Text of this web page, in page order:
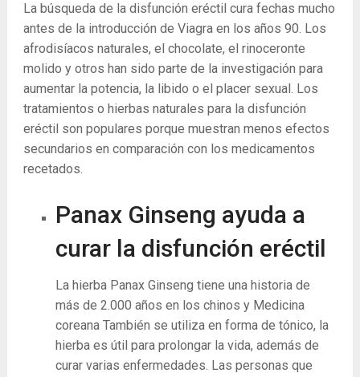
La búsqueda de la disfunción eréctil cura fechas mucho
antes de la introducción de Viagra en los años 90. Los
afrodisíacos naturales, el chocolate, el rinoceronte
molido y otros han sido parte de la investigación para
aumentar la potencia, la libido o el placer sexual. Los
tratamientos o hierbas naturales para la disfunción
eréctil son populares porque muestran menos efectos
secundarios en comparación con los medicamentos
recetados.
Panax Ginseng ayuda a
curar la disfunción eréctil
La hierba Panax Ginseng tiene una historia de
más de 2.000 años en los chinos y Medicina
coreana También se utiliza en forma de tónico, la
hierba es útil para prolongar la vida, además de
curar varias enfermedades. Las personas que